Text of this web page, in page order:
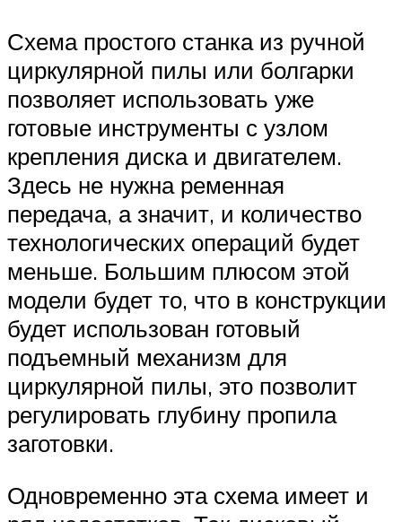
Схема простого станка из ручной
циркулярной пилы или болгарки
позволяет использовать уже
готовые инструменты с узлом
крепления диска и двигателем.
Здесь не нужна ременная
передача, а значит, и количество
технологических операций будет
меньше. Большим плюсом этой
модели будет то, что в конструкции
будет использован готовый
подъемный механизм для
циркулярной пилы, это позволит
регулировать глубину пропила
заготовки.
Одновременно эта схема имеет и